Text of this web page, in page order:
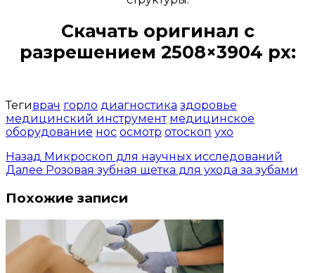
Скачать оригинал с
разрешением 2508×3904 px:
Тегиврач горло диагностика здоровье
медицинский инструмент медицинское
оборудование нос осмотр отоскоп ухо
Назад Микроскоп для научных исследований
Далее Розовая зубная щетка для ухода за зубами
Похожие записи